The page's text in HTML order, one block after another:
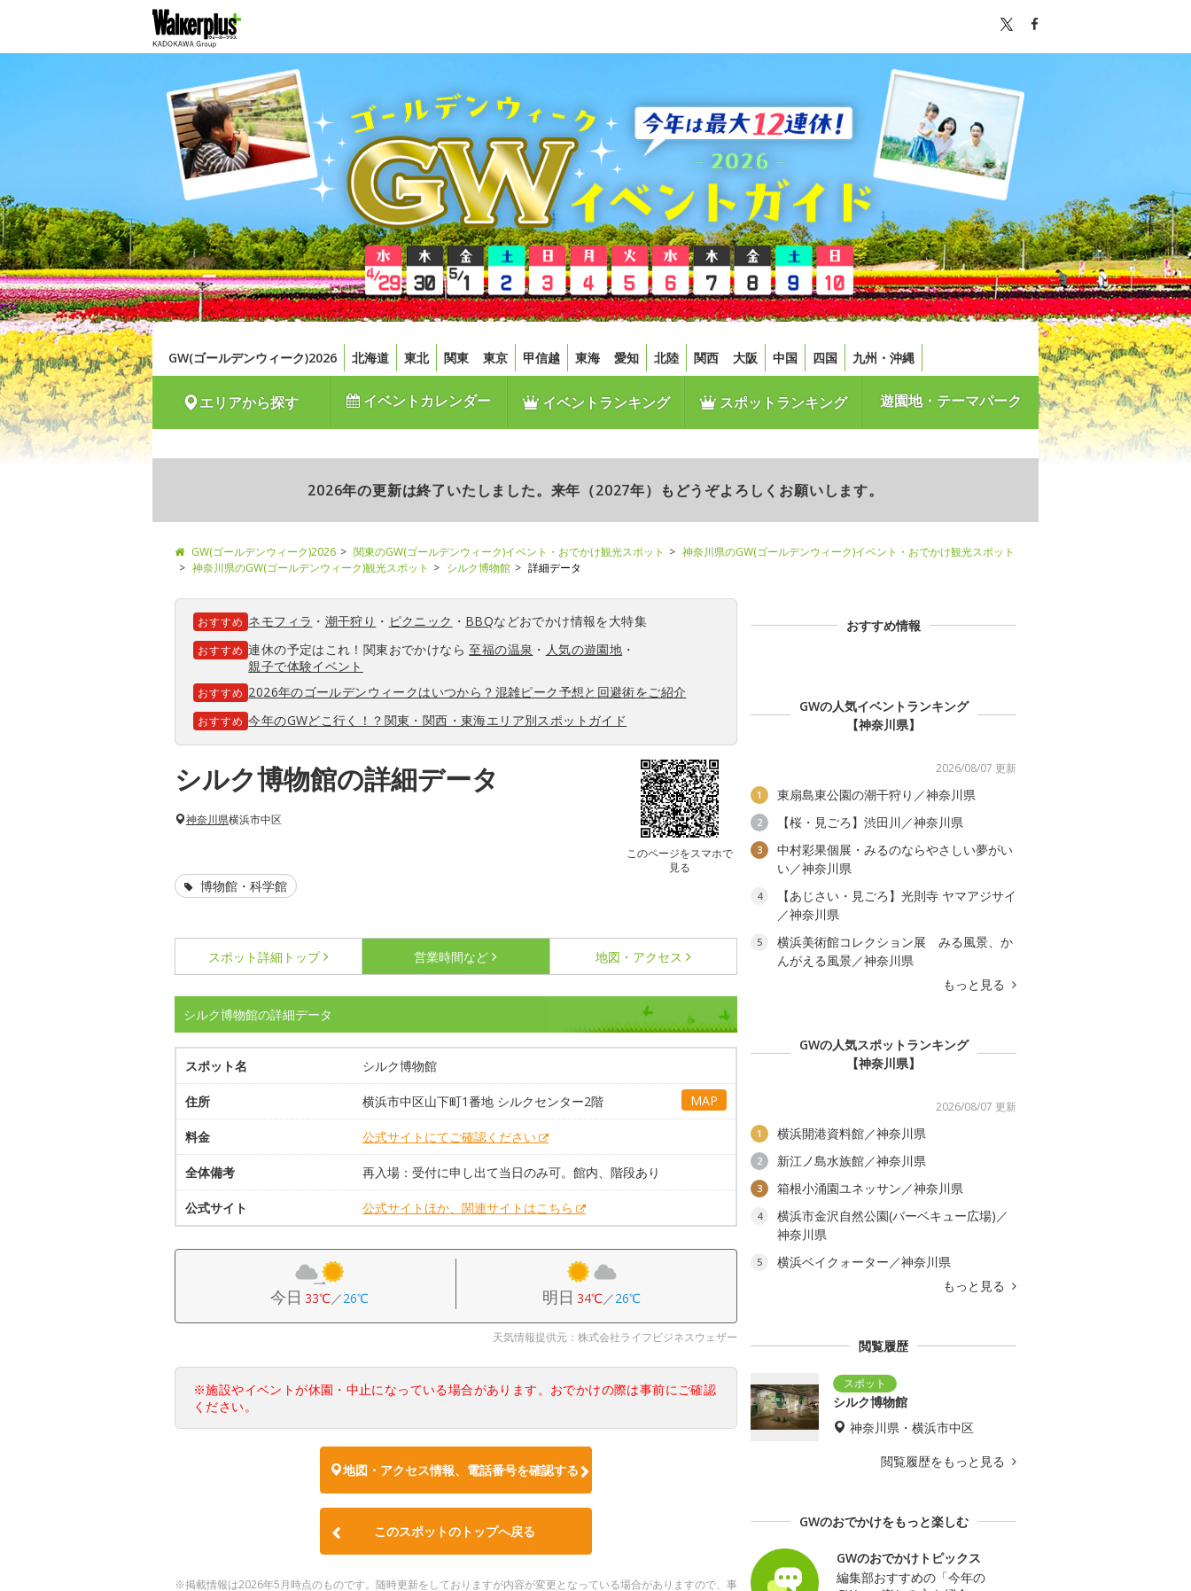
GW(ゴールデンウィーク)2026 北海道 東北 関東 東京 甲信越 東海 愛知 北陸 関西 大阪 中国 四国 九州・沖縄
エリアから探す イベントカレンダー イベントランキング スポットランキング 遊園地・テーマパーク
2026年の更新は終了いたしました。来年（2027年）もどうぞよろしくお願いします。
GW(ゴールデンウィーク)2026 関東のGW(ゴールデンウィーク)イベント・おでかけ観光スポット
神奈川県のGW(ゴールデンウィーク)イベント・おでかけ観光スポット
神奈川県のGW(ゴールデンウィーク)観光スポット
シルク博物館 詳細データ
おすすめ ネモフィラ ・ 潮干狩り ・ ピクニック ・ BBQなどおでかけ情報を大特集
おすすめ 連休の予定はこれ！関東おでかけなら至福の温泉 ・ 人気の遊園地 ・
親子で体験イベント
おすすめ 2026年のゴールデンウィークはいつから？混雑ピーク予想と回避術をご紹介
おすすめ 今年のGWどこ行く！？関東・関西・東海エリア別スポットガイド
シルク博物館の詳細データ
このページをスマホで
見る
神奈川県横浜市中区
博物館・科学館
スポット詳細 トップ 営業時間など 地図・アクセス
シルク博物館の詳細データ
スポット名 シルク博物館
住所 横浜市中区山下町1番地 シルクセンター2階 MAP
料金 公式サイトにてご確認ください
全体備考 再入場：受付に申し出て当日のみ可。館内、階段あり
公式サイト 公式サイトほか、関連サイトはこちら
今日 33℃／26℃ 明日 34℃／26℃
天気情報提供元：株式会社ライフビジネスウェザー
※施設やイベントが休園・中止になっている場合があります。おでかけの際は事前にご確認
ください。
地図・アクセス情報、電話番号を確認する
このスポットのトップへ戻る
※掲載情報は2026年5月時点のものです。随時更新をしておりますが内容が変更となっている場合がありますので、事
おすすめ情報
GWの人気イベントランキング
【神奈川県】
2026/08/07 更新
1 東扇島東公園の潮干狩り／神奈川県
2 【桜・見ごろ】渋田川／神奈川県
3
中村彩果個展・みるのならやさしい夢がい
い／神奈川県
4
【あじさい・見ごろ】光則寺 ヤマアジサイ
／神奈川県
5
横浜美術館コレクション展 みる風景、か
んがえる風景／神奈川県
もっと見る
GWの人気スポットランキング
【神奈川県】
2026/08/07 更新
1 横浜開港資料館／神奈川県
2 新江ノ島水族館／神奈川県
3 箱根小涌園ユネッサン／神奈川県
4
横浜市金沢自然公園(バーベキュー広場)／
神奈川県
5
横浜ベイクォーター／神奈川県
もっと見る
閲覧履歴
シルク博物館
神奈川県・横浜市中区
閲覧履歴をもっと見る
GWのおでかけをもっと楽しむ
GWのおでかけトピックス
編集部おすすめの「今年の